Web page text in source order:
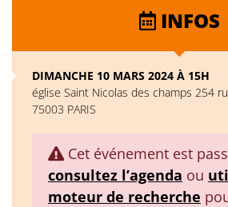
INFOS
DIMANCHE 10 MARS 2024 À 15H
église Saint Nicolas des champs 254
75003 PARIS
Cet événement est
consultez l’agenda ou
moteur de recherche